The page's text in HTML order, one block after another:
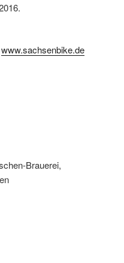
www.sachsenbike.de
Brauerei,